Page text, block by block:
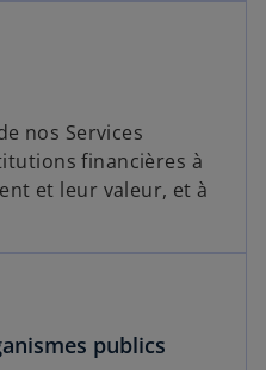
nos Services
financières à
et leur valeur, et à
publics